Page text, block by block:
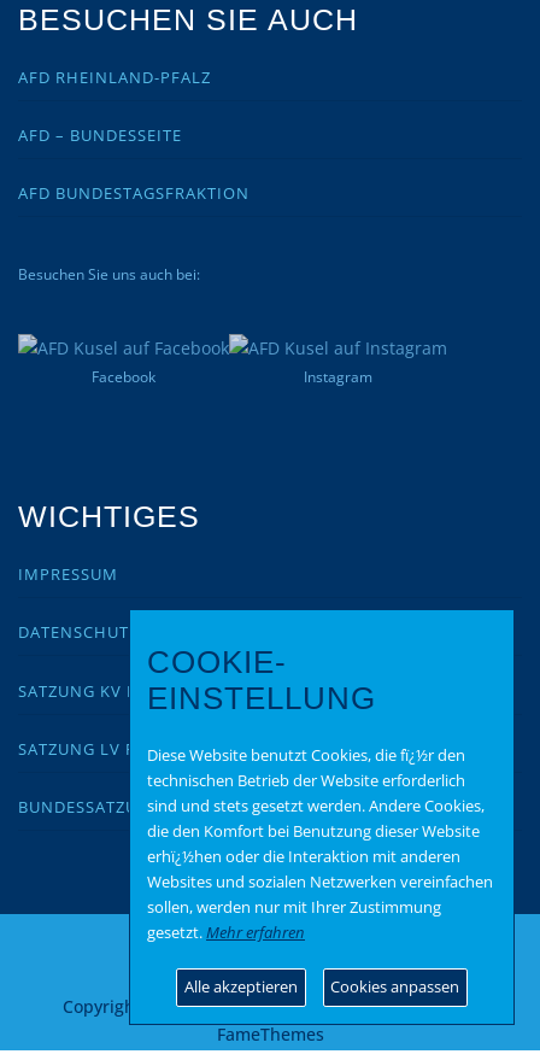
BESUCHEN SIE AUCH
AFD RHEINLAND-PFALZ
AFD – BUNDESSEITE
AFD BUNDESTAGSFRAKTION
Besuchen Sie uns auch bei:
Facebook Instagram
WICHTIGES
IMPRESSUM
DATENSCHUTZ
SATZUNG KV KUSEL
SATZUNG LV RLP
BUNDESSATZUNG
Copyright © 2026 AfD Kusel–OnePressTheme von
FameThemes
COOKIE-
EINSTELLUNG
Diese Website benutzt Cookies, die fï¿½r den
technischen Betrieb der Website erforderlich
sind und stets gesetzt werden. Andere Cookies,
die den Komfort bei Benutzung dieser Website
erhï¿½hen oder die Interaktion mit anderen
Websites und sozialen Netzwerken vereinfachen
sollen, werden nur mit Ihrer Zustimmung
gesetzt.Mehr erfahren
Alle akzeptieren Cookies anpassen